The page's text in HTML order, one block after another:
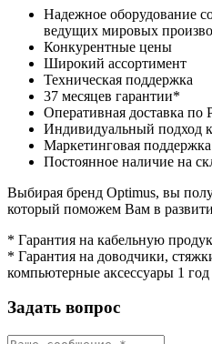
Надежное оборудование
ведущих мировых
Конкурентные цены
Широкий ассортимент
Техническая поддержка
37 месяцев гарантии*
Оперативная доставка
Индивидуальный подход
Маркетинговая
Постоянное наличие на
Выбирая бренд Optimus, вы
который поможем Вам в
* Гарантия на кабельную
* Гарантия на доводчики,
компьютерные аксессуары 1 год
Задать вопрос